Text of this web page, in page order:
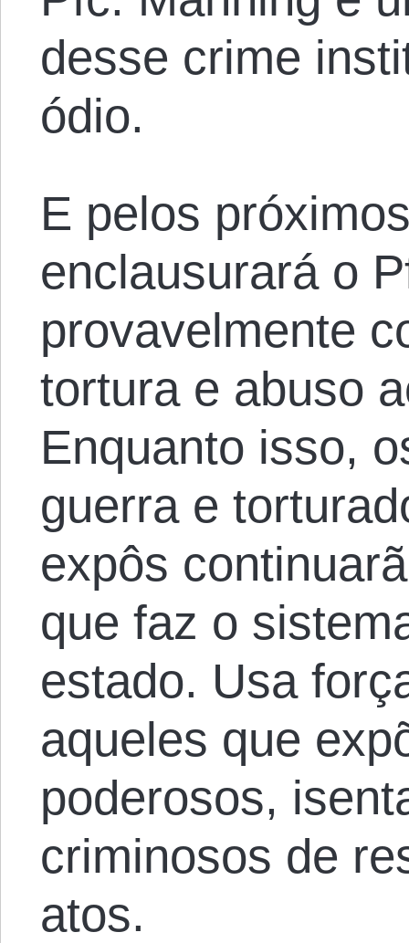
desse crime
ódio.
E pelos
enclausurará o
provavelmente
tortura e abuso
Enquanto isso,
guerra e
expôs
que faz o
estado. Usa
aqueles que
poderosos,
criminosos de
atos.